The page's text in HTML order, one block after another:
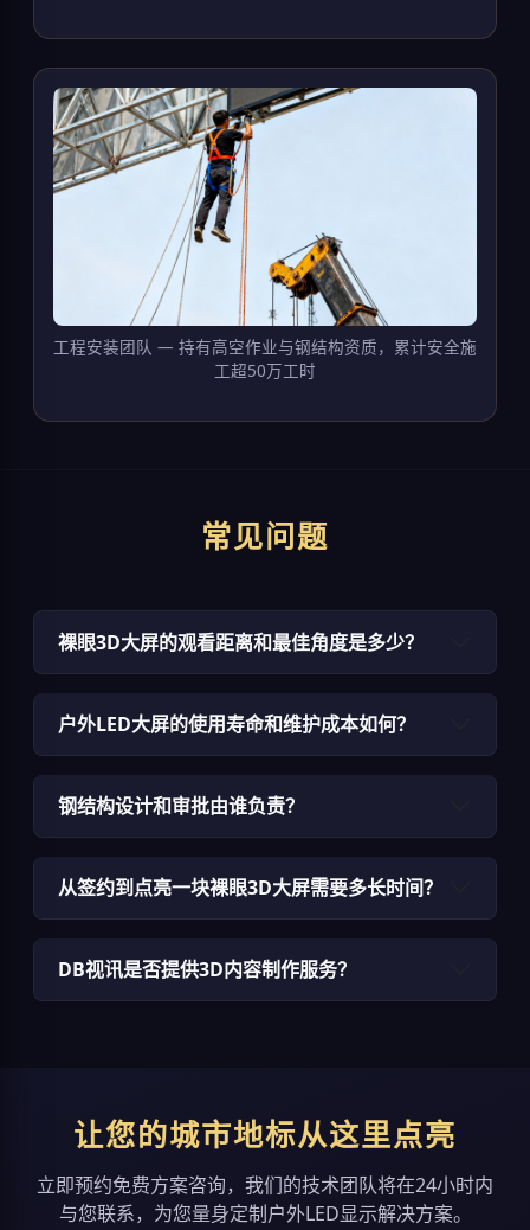
工程安装团队 — 持有高空作业与钢结构资质，累计安全施
工超50万工时
常见问题
裸眼3D大屏的观看距离和最佳角度是多少？
户外LED大屏的使用寿命和维护成本如何？
钢结构设计和审批由谁负责？
从签约到点亮一块裸眼3D大屏需要多长时间？
DB视讯是否提供3D内容制作服务？
让您的城市地标从这里点亮
立即预约免费方案咨询，我们的技术团队将在24小时内
与您联系，为您量身定制户外LED显示解决方案。